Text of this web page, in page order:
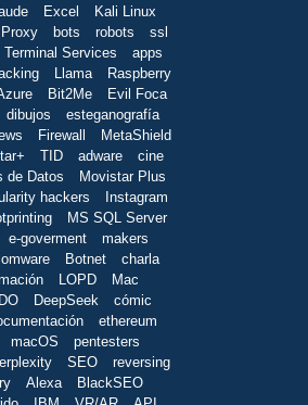
Excel
Kali Linux
Proxy bots robots
ssl
Terminal Services
apps
Llama
Raspberry
Bit2Me
Evil Foca
dibujos
esteganografía
Firewall
MetaShield
TID adware
cine
de Datos
Movistar Plus
hackers
Instagram
MS SQL Server
e-goverment
makers
Botnet
charla
LOPD
Mac
DeepSeek
cómic
ethereum
macOS
pentesters
SEO
reversing
Alexa
BlackSEO